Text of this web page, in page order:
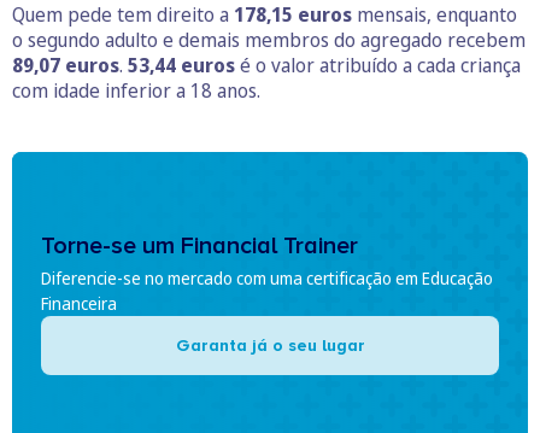
Quem pede tem direito a 178,15 euros mensais, enquanto
o segundo adulto e demais membros do agregado recebem
89,07 euros. 53,44 eurosé o valor atribuído a cada criança
com idade inferior a 18 anos.
Torne-se um Financial Trainer
Diferencie-se no mercado com uma certificação em Educação
Financeira
Garanta já o seu lugar